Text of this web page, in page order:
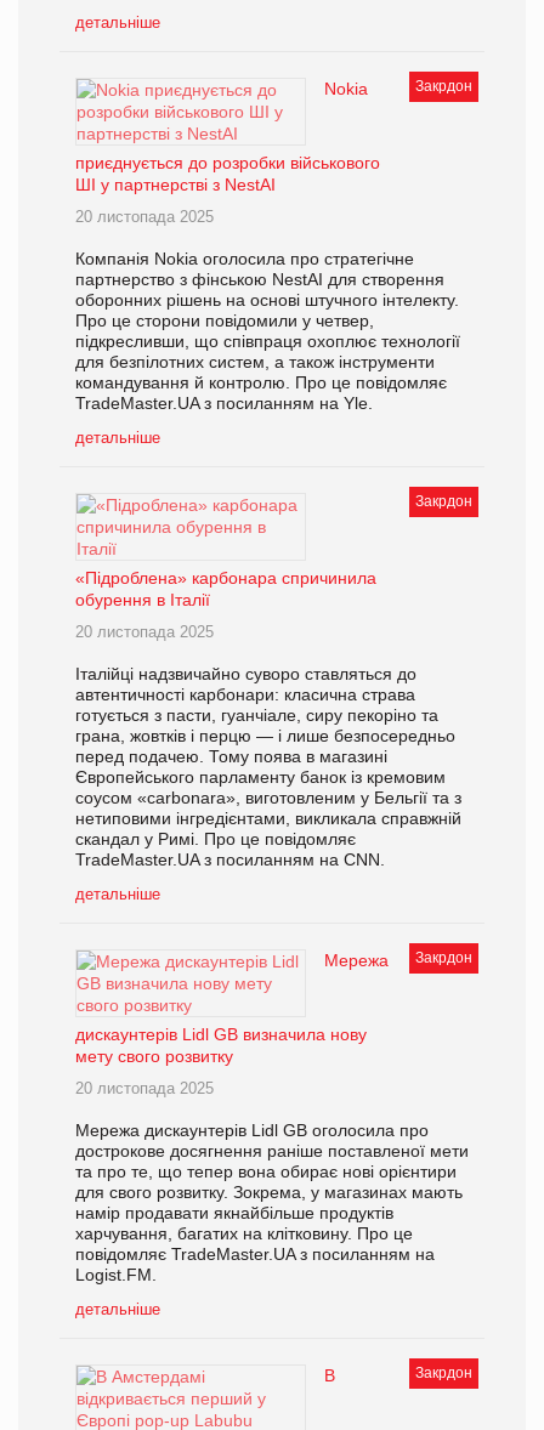
детальніше
Закрдон
Nokia
приєднується до розробки військового
ШІ у партнерстві з NestAI
20 листопада 2025
Компанія Nokia оголосила про стратегічне
партнерство з фінською NestAI для створення
оборонних рішень на основі штучного інтелекту.
Про це сторони повідомили у четвер,
підкресливши, що співпраця охоплює технології
для безпілотних систем, а також інструменти
командування й контролю. Про це повідомляє
TradeMaster.UA з посиланням на Yle.
детальніше
Закрдон
«Підроблена» карбонара спричинила
обурення в Італії
20 листопада 2025
Італійці надзвичайно суворо ставляться до
автентичності карбонари: класична страва
готується з пасти, гуанчіале, сиру пекоріно та
грана, жовтків і перцю — і лише безпосередньо
перед подачею. Тому поява в магазині
Європейського парламенту банок із кремовим
соусом «carbonara», виготовленим у Бельгії та з
нетиповими інгредієнтами, викликала справжній
скандал у Римі. Про це повідомляє
TradeMaster.UA з посиланням на CNN.
детальніше
Закрдон
Мережа
дискаунтерів Lidl GB визначила нову
мету свого розвитку
20 листопада 2025
Мережа дискаунтерів Lidl GB оголосила про
дострокове досягнення раніше поставленої мети
та про те, що тепер вона обирає нові орієнтири
для свого розвитку. Зокрема, у магазинах мають
намір продавати якнайбільше продуктів
харчування, багатих на клітковину. Про це
повідомляє TradeMaster.UA з посиланням на
Logist.FM.
детальніше
Закрдон
В